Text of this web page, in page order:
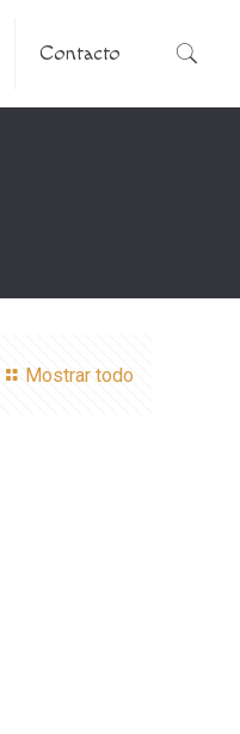
Contacto
Mostrar todo